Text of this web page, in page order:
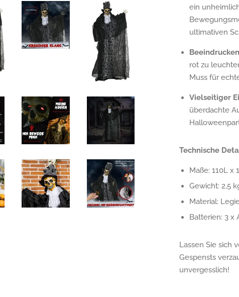
ein
ultimativen
rot zu
Muss für
Vielseitiger
überdachte
Technische
Maße: 110L x
Gewicht: 2,5
Material:
Batterien: 3 x
Lassen Sie sich
Gespensts
unvergesslich!